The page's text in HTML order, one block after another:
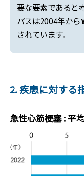
要な要素であると
パスは2004年か
されています。
2. 疾患に対する
急性心筋梗塞 : 平